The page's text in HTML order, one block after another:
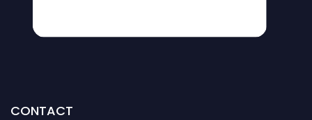
CONTACT